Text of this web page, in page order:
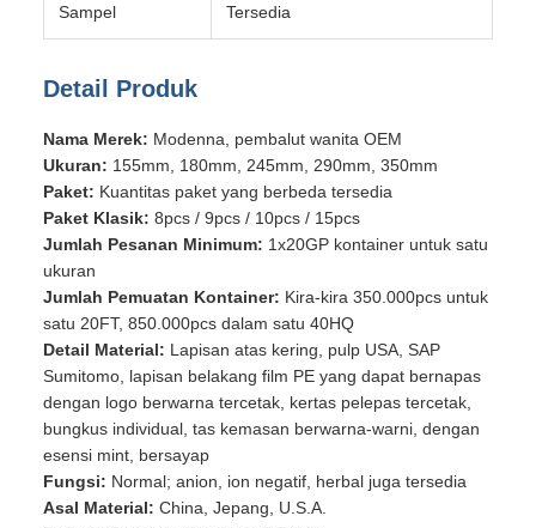
Sampel Tersedia
Detail Produk
Nama Merek: Modenna, pembalut wanita OEM
Ukuran: 155mm, 180mm, 245mm, 290mm, 350mm
Paket: Kuantitas paket yang berbeda tersedia
Paket Klasik: 8pcs / 9pcs / 10pcs / 15pcs
Jumlah Pesanan Minimum: 1x20GP kontainer untuk satu
ukuran
Jumlah Pemuatan Kontainer: Kira-kira 350.000pcs untuk
satu 20FT, 850.000pcs dalam satu 40HQ
Detail Material: Lapisan atas kering, pulp USA, SAP
Sumitomo, lapisan belakang film PE yang dapat bernapas
dengan logo berwarna tercetak, kertas pelepas tercetak,
bungkus individual, tas kemasan berwarna-warni, dengan
esensi mint, bersayap
Fungsi: Normal; anion, ion negatif, herbal juga tersedia
Asal Material: China, Jepang, U.S.A.